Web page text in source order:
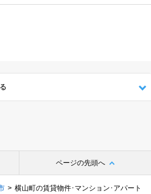
ページの先頭へ
横山町の賃貸物件･マンション･アパート